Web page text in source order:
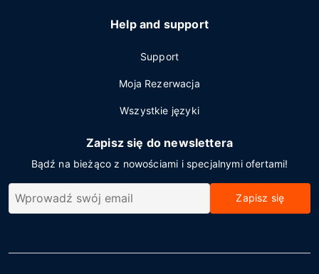
Help and support
Support
Moja Rezerwacja
Wszystkie języki
Zapisz się do newslettera
Bądź na bieżąco z nowościami i specjalnymi ofertami!
Zapisz się